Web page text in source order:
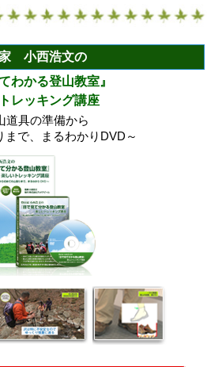
小西浩文の
わかる登山教室』
レッキング講座
道具の準備から
まで、まるわかりDVD～